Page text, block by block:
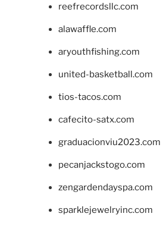
reefrecordsllc.com
alawaffle.com
aryouthfishing.com
united-basketball.com
tios-tacos.com
cafecito-satx.com
graduacionviu2023.com
pecanjackstogo.com
zengardendayspa.com
sparklejewelryinc.com